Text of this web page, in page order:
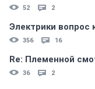
52 2
Электрики вопрос
356 16
Re: Племеннoй
36 2